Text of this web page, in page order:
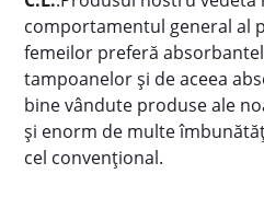
comportamentul general al
femeilor preferă
tampoanelor și de aceea
bine vândute produse ale
și enorm de multe
cel convențional.